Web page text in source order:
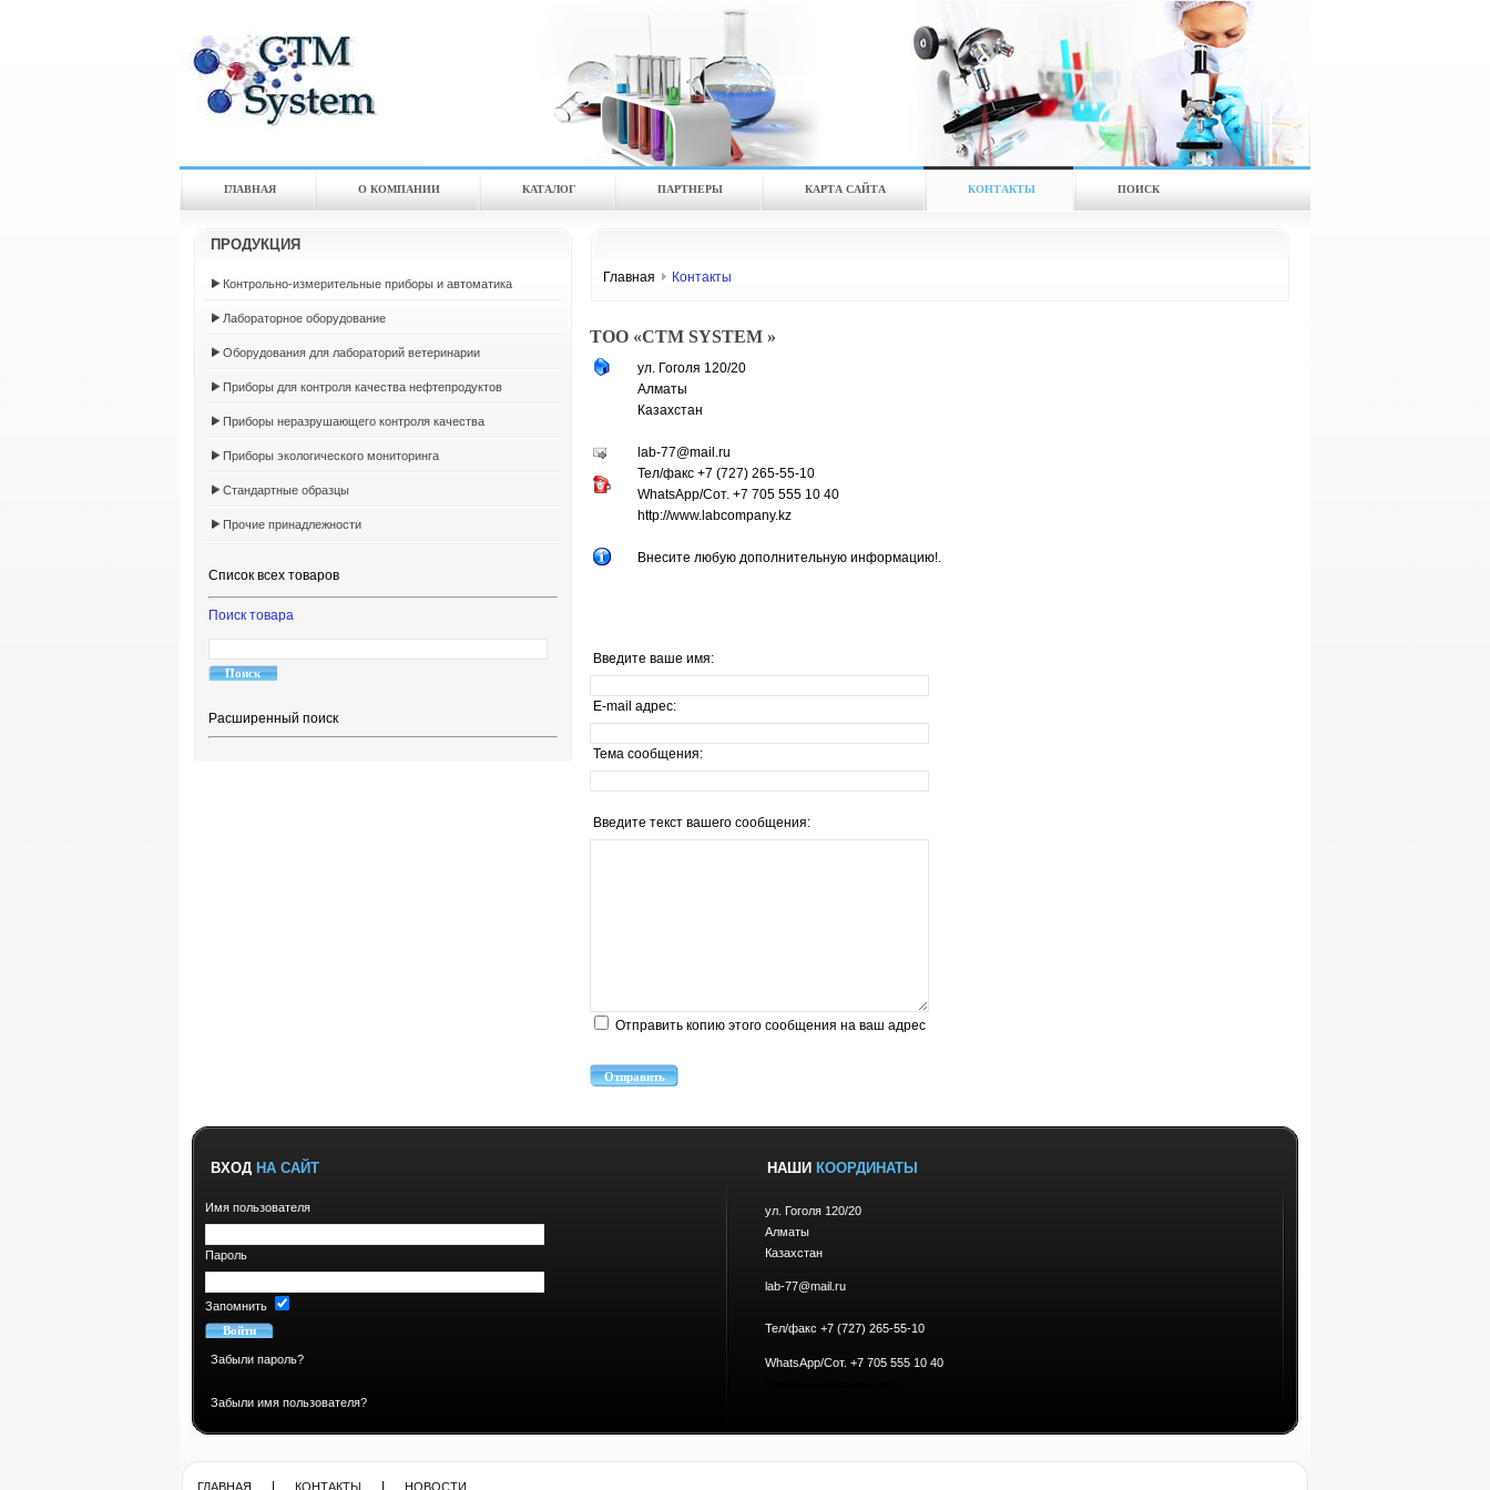
ГЛАВНАЯ О КОМПАНИИ КАТАЛOГ ПАРТНЕРЫ КАРТА САЙТА КОНТАКТЫ ПОИСК
ПРОДУКЦИЯ
Контрольно-измерительные приборы и автоматика
Лабораторное оборудование
Оборудования для лабораторий ветеринарии
Приборы для контроля качества нефтепродуктов
Приборы неразрушающего контроля качества
Приборы экологического мониторинга
Стандартные образцы
Прочие принадлежности
Список всех товаров
Поиск товара
Расширенный поиск
Главная Контакты
ТОО «CTM SYSTEM »
ул. Гоголя 120/20
Алматы
Казахстан
lab-77@mail.ru
Тел/факс +7 (727) 265-55-10
WhatsApp/Сот. +7 705 555 10 40
http://www.labcompany.kz
Внесите любую дополнительную информацию!.
Введите ваше имя:
E-mail адрес:
Тема сообщения:
Введите текст вашего сообщения:
Отправить копию этого сообщения на ваш адрес
Отправить
ВХОД НА САЙТ
Имя пользователя
Пароль
Запомнить
Забыли пароль?
Забыли имя пользователя?
НАШИ КООРДИНАТЫ
ул. Гоголя 120/20
Алматы
Казахстан
lab-77@mail.ru
Тел/факс +7 (727) 265-55-10
WhatsApp/Сот. +7 705 555 10 40
ГЛАВНАЯ КОНТАКТЫ НОВОСТИ